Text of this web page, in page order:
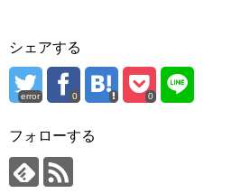
シェアする
error 0 0
フォローする